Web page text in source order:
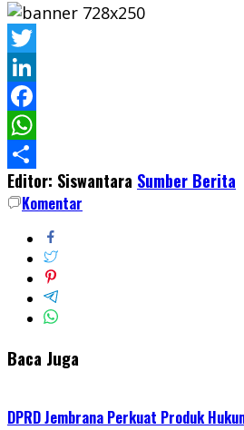
Twitter
LinkedIn
Facebook
WhatsApp
Share
Editor: Siswantara Sumber Berita
Komentar
Baca Juga
DPRD Jembrana Perkuat Produk